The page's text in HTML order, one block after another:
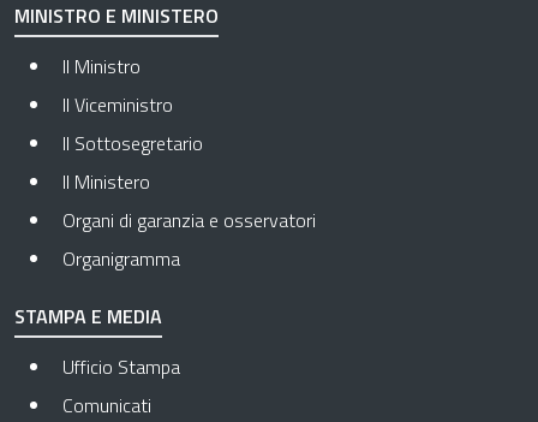
MINISTRO E MINISTERO
Il Ministro
Il Viceministro
Il Sottosegretario
Il Ministero
Organi di garanzia e osservatori
Organigramma
STAMPA E MEDIA
Ufficio Stampa
Comunicati